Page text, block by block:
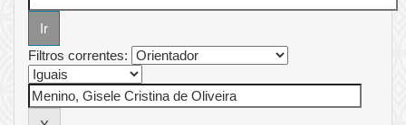
Filtros correntes: